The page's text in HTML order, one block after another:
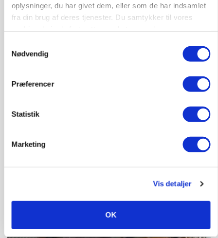
oplysninger, du har givet dem, eller som de har indsamlet
fra din brug af deres tjenester. Du samtykker til vores
Nødvendig
Præferencer
Statistik
Marketing
Vis detaljer
OK
Russisk mælkepris dykker 23 procent
Annonce
Loading...
marked for biokul